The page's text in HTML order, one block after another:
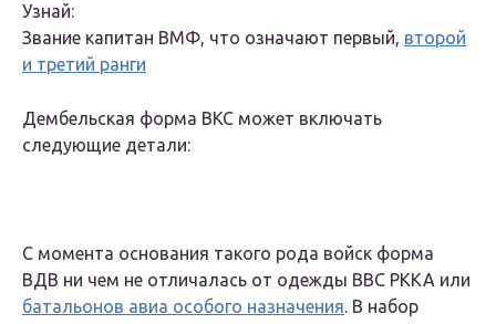
Узнай:
Звание капитан ВМФ, что означают первый, второй
и третий ранги
Дембельская форма ВКС может включать
следующие детали:
С момента основания такого рода войск форма
ВДВ ни чем не отличалась от одежды ВВС РККА или
батальонов авиа особого назначения. В набор